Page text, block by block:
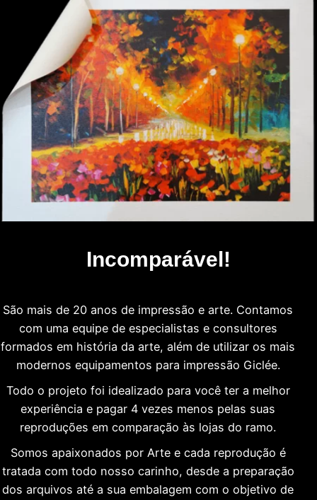
Incomparável!
São mais de 20 anos de impressão e arte. Contamos
com uma equipe de especialistas e consultores
formados em história da arte, além de utilizar os mais
modernos equipamentos para impressão Giclée.
Todo o projeto foi idealizado para você ter a melhor
experiência e pagar 4 vezes menos pelas suas
reproduções em comparação às lojas do ramo.
Somos apaixonados por Arte e cada reprodução é
tratada com todo nosso carinho, desde a preparação
dos arquivos até a sua embalagem com o objetivo de